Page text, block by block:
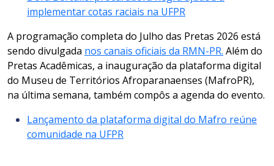
implementar cotas raciais na UFPR
A programação completa do Julho das Pretas 2026 está
sendo divulgada nos canais oficiais da RMN-PR. Além do
Pretas Acadêmicas, a inauguração da plataforma digital
do Museu de Territórios Afroparanaenses (MafroPR),
na última semana, também compôs a agenda do evento.
Lançamento da plataforma digital do Mafro reúne
comunidade na UFPR